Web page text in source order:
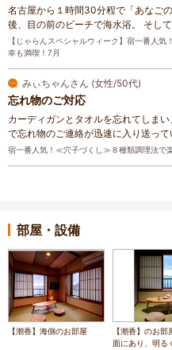
名古屋から１時間30分程で「あなご
後、目の前のビーチで海水浴。 そし
【じゃらんスペシャルウィーク】宿一番人
幸も満喫！7月
みぃちゃんさん (女性/50代)
忘れ物のご対応
カーディガンとタオルを忘れてしま
で忘れ物のご連絡が迅速に入り送っ
宿一番人気！≪穴子づくし≫８種類調理法で
部屋・設備
【潮香】海側のお部屋
【潮香】のお
面にあり、明る